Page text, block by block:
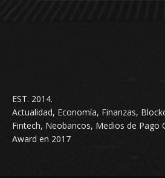
EST. 2014.
Actualidad, Economía, Finanzas,
Fintech, Neobancos, Medios de Pago
Award en 2017